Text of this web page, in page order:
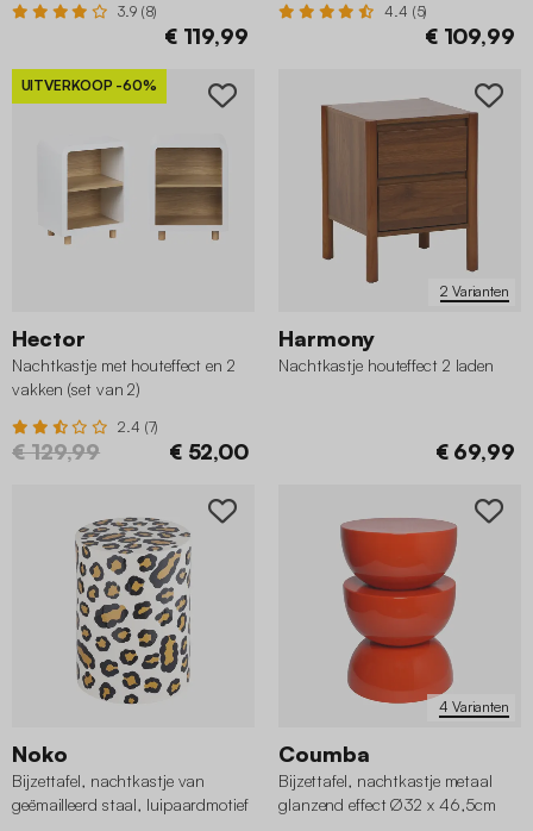
3.9 (8)
€ 119,99
4.4 (5)
€ 109,99
UITVERKOOP -60%
Hector
Nachtkastje met houteffect en 2
vakken (set van 2)
2.4 (7)
€ 129,99 € 52,00
2 Varianten
Harmony
Nachtkastje houteffect 2 laden
€ 69,99
Noko
Bijzettafel, nachtkastje van
geëmailleerd staal, luipaardmotief
4 Varianten
Coumba
Bijzettafel, nachtkastje metaal
glanzend effect Ø32 x 46,5cm